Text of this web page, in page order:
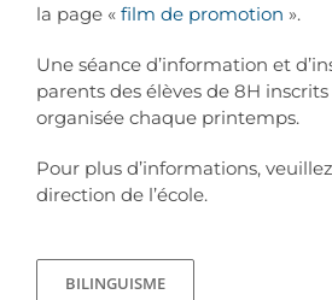
la page « film de promotion ».
Une séance d’information et
parents des élèves de 8H
organisée chaque printemps.
Pour plus d’informations,
direction de l’école.
BILINGUISME